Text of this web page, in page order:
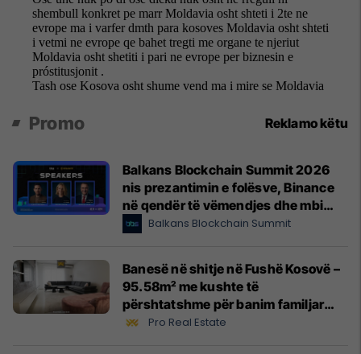
Promo Reklamo këtu
Balkans Blockchain Summit 2026
nis prezantimin e folësve, Binance
në qendër të vëmendjes dhe mbi
$10,000 giveaway për
Balkans Blockchain Summit
Banesë në shitje në Fushë Kosovë –
95.58m² me kushte të
përshtatshme për banim familjar
#14531Pro Real Estate